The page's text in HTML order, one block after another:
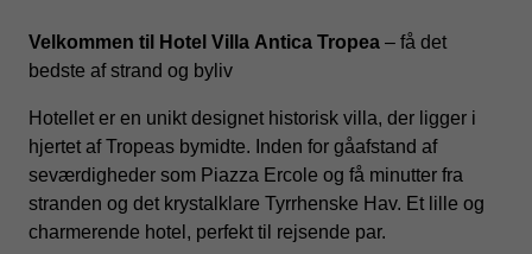
Velkommen til Hotel Villa Antica Tropea – få det
bedste af strand og byliv
Hotellet er en unikt designet historisk villa, der ligger i
hjertet af Tropeas bymidte. Inden for gåafstand af
seværdigheder som Piazza Ercole og få minutter fra
stranden og det krystalklare Tyrrhenske Hav. Et lille og
charmerende hotel, perfekt til rejsende par.